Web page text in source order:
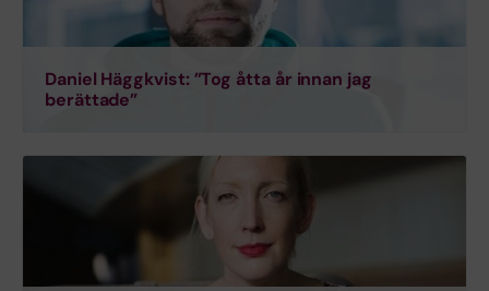
Daniel Häggkvist: ”Tog åtta år innan jag
berättade”